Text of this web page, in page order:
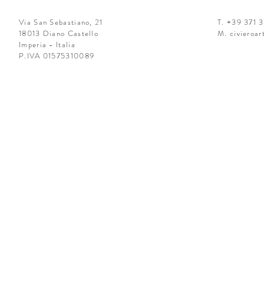
Via San Sebastiano, 21
18013 Diano Castello
Imperia - Italia
P.IVA 01575310089
T. +39 371
M.